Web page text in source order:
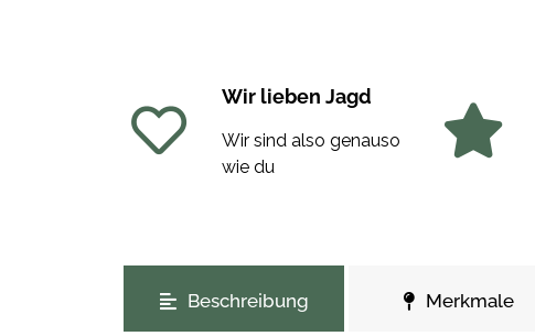
Wir lieben Jagd
Wir sind also genauso
wie du
Beschreibung Merkmale